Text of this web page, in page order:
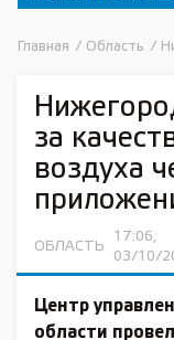
Главная / Область /
за
воздуха
ОБЛАСТЬ
17:06,
03/10/
Центр
области